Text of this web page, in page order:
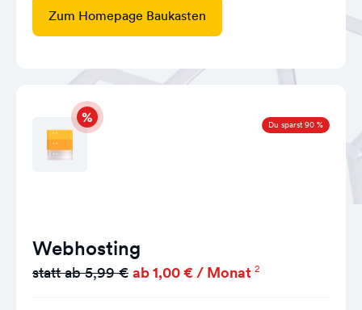
Zum Homepage Baukasten
Du sparst 90 %
Webhosting
statt ab 5,99 € ab 1,00 € / Monat 2